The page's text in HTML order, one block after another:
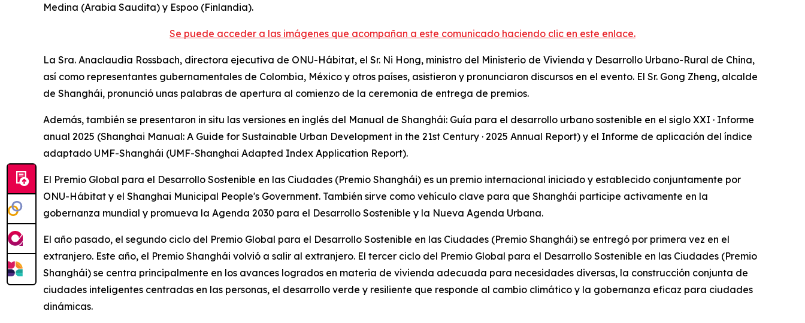
Medina (Arabia Saudita) y Espoo (Finlandia).
Se puede acceder a las imágenes que acompañan a este comunicado haciendo clic en este enlace.
La Sra. Anaclaudia Rossbach, directora ejecutiva de ONU-Hábitat, el Sr. Ni Hong, ministro del Ministerio de Vivienda y Desarrollo Urbano-Rural de China,
así como representantes gubernamentales de Colombia, México y otros países, asistieron y pronunciaron discursos en el evento. El Sr. Gong Zheng, alcalde
de Shanghái, pronunció unas palabras de apertura al comienzo de la ceremonia de entrega de premios.
Además, también se presentaron in situ las versiones en inglés del Manual de Shanghái: Guía para el desarrollo urbano sostenible en el siglo XXI · Informe
anual 2025 (Shanghai Manual: A Guide for Sustainable Urban Development in the 21st Century · 2025 Annual Report) y el Informe de aplicación del índice
adaptado UMF-Shanghái (UMF-Shanghai Adapted Index Application Report).
El Premio Global para el Desarrollo Sostenible en las Ciudades (Premio Shanghái) es un premio internacional iniciado y establecido conjuntamente por
ONU-Hábitat y el Shanghai Municipal People's Government. También sirve como vehículo clave para que Shanghái participe activamente en la
gobernanza mundial y promueva la Agenda 2030 para el Desarrollo Sostenible y la Nueva Agenda Urbana.
El año pasado, el segundo ciclo del Premio Global para el Desarrollo Sostenible en las Ciudades (Premio Shanghái) se entregó por primera vez en el
extranjero. Este año, el Premio Shanghái volvió a salir al extranjero. El tercer ciclo del Premio Global para el Desarrollo Sostenible en las Ciudades (Premio
Shanghái) se centra principalmente en los avances logrados en materia de vivienda adecuada para necesidades diversas, la construcción conjunta de
ciudades inteligentes centradas en las personas, el desarrollo verde y resiliente que responde al cambio climático y la gobernanza eficaz para ciudades
dinámicas.